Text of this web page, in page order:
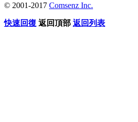
© 2001-2017 Comsenz Inc.
快速回復 返回頂部 返回列表